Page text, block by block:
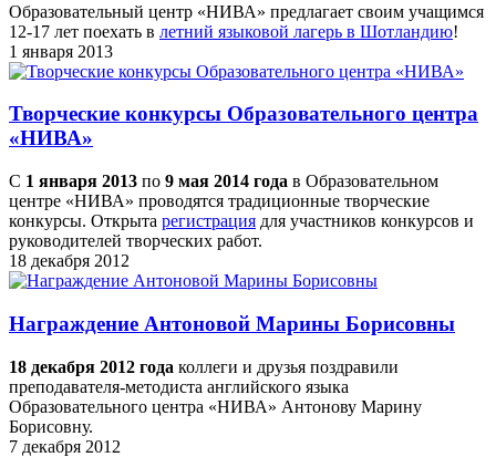
Образовательный центр «НИВА» предлагает своим учащимся
12-17 лет поехать в летний языковой лагерь в Шотландию!
1 января 2013
Творческие конкурсы Образовательного центра
«НИВА»
С 1 января 2013 по 9 мая 2014 года в Образовательном
центре «НИВА» проводятся традиционные творческие
конкурсы. Открыта регистрация для участников конкурсов и
руководителей творческих работ.
18 декабря 2012
Награждение Антоновой Марины Борисовны
18 декабря 2012 года коллеги и друзья поздравили
преподавателя-методиста английского языка
Образовательного центра «НИВА» Антонову Марину
Борисовну.
7 декабря 2012